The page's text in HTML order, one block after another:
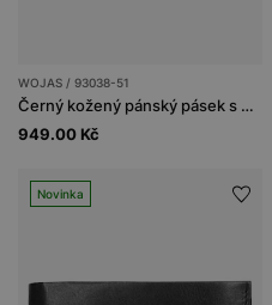
WOJAS / 93038-51
Černý kožený pánský pásek s elegantní plnou přezkou
949.00 Kč
Novinka